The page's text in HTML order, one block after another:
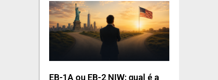
EB-1A ou EB-2 NIW: qual é a